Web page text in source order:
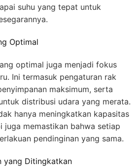
suhu yang tepat untuk
Optimal
optimal juga menjadi fokus
Ini termasuk pengaturan rak
maksimum, serta
distribusi udara yang merata.
hanya meningkatkan kapasitas
juga memastikan bahwa setiap
pendinginan yang sama.
yang Ditingkatkan